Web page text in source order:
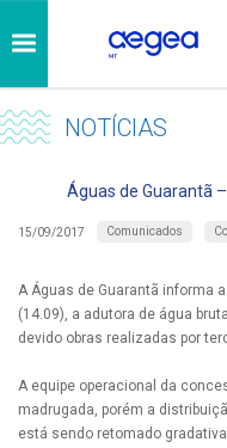
NOTÍCIAS
Águas de Guarantã
15/09/2017 Comunicados
A Águas de Guarantã informa
(14.09), a adutora de água
devido obras realizadas por
A equipe operacional da
madrugada, porém a
está sendo retomado